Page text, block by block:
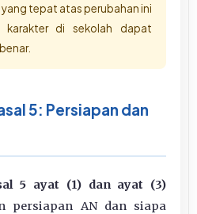
tepat atas perubahan ini
karakter di sekolah dapat
5: Persiapan dan
5 ayat (1) dan ayat (3)
persiapan AN dan siapa